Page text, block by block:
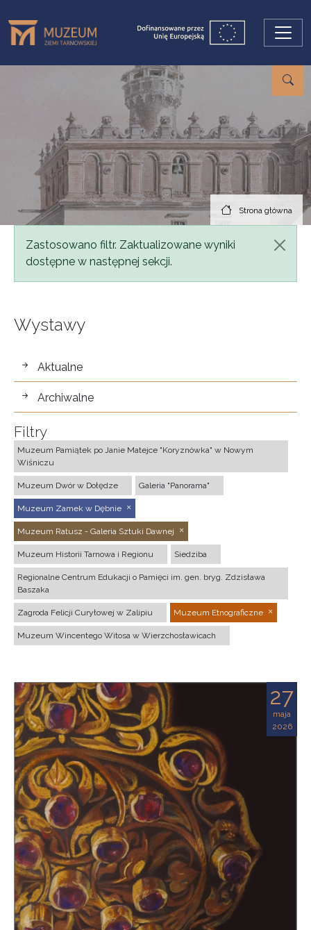
Strona główna
Komunikat
Zastosowano filtr. Zaktualizowane wyniki
dostępne w następnej sekcji.
Wystawy
wystawy
Aktualne
Archiwalne
Filtry
Muzeum Pamiątek po Janie Matejce "Koryznówka" w Nowym
Wiśniczu
Muzeum Dwór w Dołędze Galeria "Panorama"
Muzeum Zamek w Dębnie
Muzeum Ratusz - Galeria Sztuki Dawnej
Muzeum Historii Tarnowa i Regionu Siedziba
Regionalne Centrum Edukacji o Pamięci im. gen. bryg. Zdzisława
Baszaka
Zagroda Felicji Curyłowej w Zalipiu Muzeum Etnograficzne
Muzeum Wincentego Witosa w Wierzchosławicach
27
maja
2026